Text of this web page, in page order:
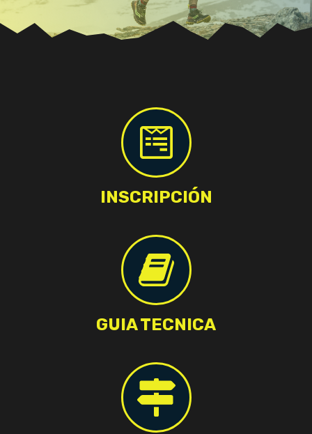
INSCRIPCIÓN
GUIA TECNICA